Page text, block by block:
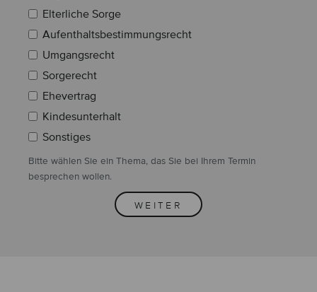
Elterliche Sorge
Aufenthaltsbestimmungsrecht
Umgangsrecht
Sorgerecht
Ehevertrag
Kindesunterhalt
Sonstiges
Bitte wählen Sie ein Thema, das Sie bei Ihrem Termin
besprechen wollen.
WEITER